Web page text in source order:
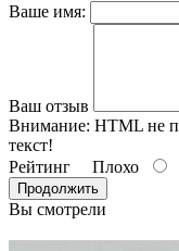
Ваше имя:
Ваш отзыв
Внимание: HTML не
текст!
Рейтинг Плохо
Продолжить
Вы смотрели